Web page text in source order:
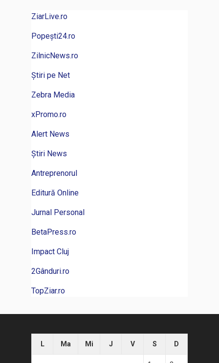
ZiarLive.ro
Popești24.ro
ZilnicNews.ro
Știri pe Net
Zebra Media
xPromo.ro
Alert News
Știri News
Antreprenorul
Editură Online
Jurnal Personal
BetaPress.ro
Impact Cluj
2Gânduri.ro
TopZiar.ro
L Ma Mi J V S D